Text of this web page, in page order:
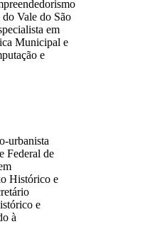
Vale do São
em
Municipal e
e
urbanista
Federal de
Histórico e
e
à